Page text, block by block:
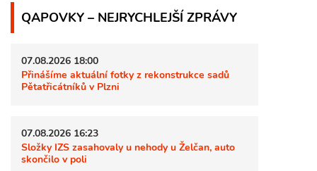
QAPOVKY – NEJRYCHLEJŠÍ ZPRÁVY
07.08.2026 18:00
Přinášíme aktuální fotky z rekonstrukce sadů
Pětatřicátníků v Plzni
07.08.2026 16:23
Složky IZS zasahovaly u nehody u Želčan, auto
skončilo v poli